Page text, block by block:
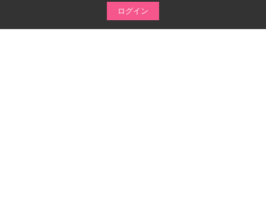
ログイン